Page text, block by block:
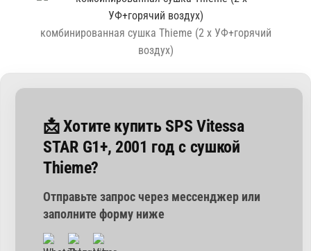
комбинированная сушка Thieme (2 x УФ+горячий
воздух)
📩 Хотите купить SPS Vitessa
STAR G1+, 2001 год с сушкой
Thieme?
Отправьте запрос через мессенджер или
заполните форму ниже